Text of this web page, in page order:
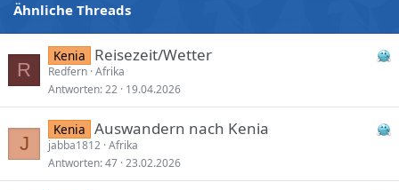
Ähnliche Threads
R
Kenia Reisezeit/Wetter
Redfern Afrika
Antworten 22 19.04.2026
J
Kenia Auswandern nach Kenia
jabba1812 Afrika
Antworten 47 23.02.2026